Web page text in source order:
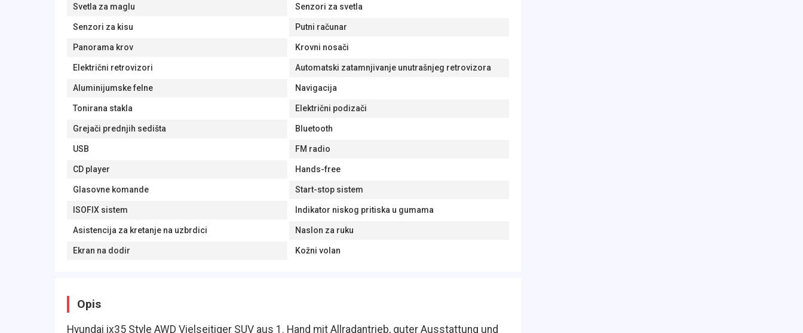
Svetla za maglu Senzori za svetla
Senzori za kisu Putni računar
Panorama krov Krovni nosači
Električni retrovizori Automatski zatamnjivanje unutrašnjeg retrovizora
Aluminijumske felne Navigacija
Tonirana stakla Električni podizači
Grejači prednjih sedišta Bluetooth
USB FM radio
CD player Hands-free
Glasovne komande Start-stop sistem
ISOFIX sistem Indikator niskog pritiska u gumama
Asistencija za kretanje na uzbrdici Naslon za ruku
Ekran na dodir Kožni volan
Opis
Hyundai ix35 Style AWD Vielseitiger SUV aus 1. Hand mit Allradantrieb, guter Ausstattung und